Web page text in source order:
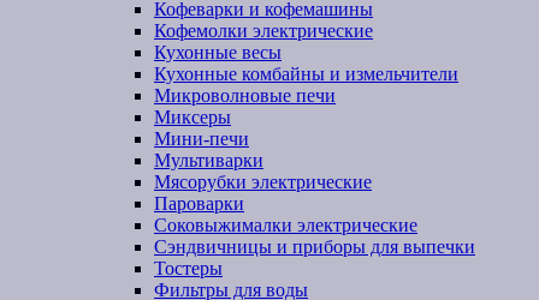
Кофеварки и кофемашины
Кофемолки электрические
Кухонные весы
Кухонные комбайны и измельчители
Микроволновые печи
Миксеры
Мини-печи
Мультиварки
Мясорубки электрические
Пароварки
Соковыжималки электрические
Сэндвичницы и приборы для выпечки
Тостеры
Фильтры для воды